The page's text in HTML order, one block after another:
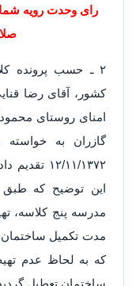
کشور، آقای رضا
امنای رو‌ستای
گازران به
۱۲/۱۱/
این توضیح که طبق
مدرسه پنج کلاسه،
مدت تکمیل
که به لحاظ عدم
ساختمان تعطیل